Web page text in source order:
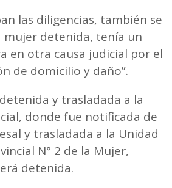
las diligencias, también se
detenida, tenía un
en otra causa judicial por el
de domicilio y daño”.
y trasladada a la
donde fue notificada de
y trasladada a la Unidad
N° 2 de la Mujer,
detenida.